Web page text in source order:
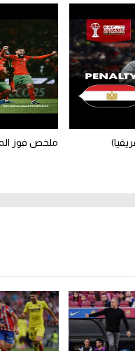
ملخص فوز المغرب على